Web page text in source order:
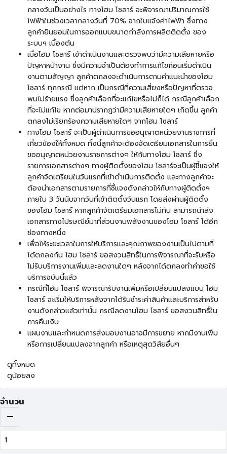
กลางวันเป็นอย่างไร ทางโฮม โซลาร์ จะพิจารณาปริมาณการใช้
ไฟฟ้าในช่วงเวลากลางวันที่ 70% จากใบแจ้งค่าไฟฟ้า ซึ่งทาง
ลูกค้ายินยอมในการออกแบบขนาดกำลังการผลิตติดตั้ง ของ
ระบบฯ เบื้องต้น
เมื่อโฮม โซลาร์ เข้าดำเนินงานและตรวจพบว่ามีความเสียหายหรือ
ปัญหาหน้างาน ซี่งมีความจำเป็นต้องทำการแก้ไขก่อนเริ่มดำเนิน
งานตามสัญญา ลูกค้าตกลงจะดำเนินการตามคำแนะนำของโฮม
โซลาร์ ทุกกรณี แต่หาก เป็นกรณีที่ความเสี่ยงหรือปัญหาที่ตรวจ
พบไม่ร้ายแรง ซึ่งลูกค้าเลือกที่จะแก้ไขหรือไม่ก็ได้ กรณีลูกค้าเลือก
ที่จะไม่แก้ไข หากต่อมาปรากฎว่ามีความเสียหายใดๆ เกิดขึ้น ลูกค้า
ตกลงไม่เรียกร้องความเสียหายใดๆ จากโฮม โซลาร์
ทางโฮม โซลาร์ จะเป็นผู้ดำเนินการขออนุญาตหน่วยงานราชการที่
เกี่ยวข้องให้ทั้งหมด ทั้งนี้ลูกค้าจะต้องจัดเตรียมเอกสารในการยื่น
ขออนุญาตหน่วยงานราชการต่างๆ ให้กับทางโฮม โซลาร์ ซึ่ง
รายการเอกสารต่างๆ ทางผู้ติดตั้งของโฮม โซลาร์จะเป็นผู้ชี้แจงให้
ลูกค้าจัดเตรียมในวันแรกที่เข้าดำเนินการติดตั้ง และทางลูกค้าจะ
ต้องนำเอกสารตามรายการที่ชี้แจงดังกล่าวให้กับทางผู้ติดตั้งฯ
ภายใน 3 วันนับจากวันที่เข้าติดตั้งวันแรก โดยส่งผ่านผู้ติดตั้ง
ของโฮม โซลาร์ หากลูกค้าจัดเตรียมเอกสารไม่ทัน สามารถนำส่ง
เอกสารทางไปรษณีย์มาที่ส่วนงานพลังงานของโฮม โซลาร์ ได้อีก
ช่องทางหนึ่ง
เพื่อให้ระยะเวลาในการให้บริการและคุณภาพของงานเป็นไปตามที่
ได้ตกลงกัน โฮม โซลาร์ ขอสงวนสิทธิ์ในการพิจารณาที่จะรับหรือ
ไม่รับบริการงานเพิ่มและลดงานใดๆ หลังจากได้ตกลงทำคำขอใช้
บริการฉบับนี้แล้ว
กรณีที่โฮม โซลาร์ พิจารณารับงานเพิ่มหรือเปลี่ยนแปลงแบบ โฮม
โซลาร์ จะเริ่มให้บริการหลังจากได้รับชำระค่าสินค้าและบริการสำหรับ
งานดังกล่าวแล้วเท่านั้น กรณีลดงานโฮม โซลาร์ ขอสงวนสิทธิ์ใน
การคืนเงิน
แผนงานและกำหนดการส่งมอบงานอาจมีการขยาย หากมีงานเพิ่ม
หรือการเปลี่ยนแปลงจากลูกค้า หรือเหตุสุดวิสัยอื่นๆ
ดูทั้งหมด
ดูน้อยลง
จำนวน